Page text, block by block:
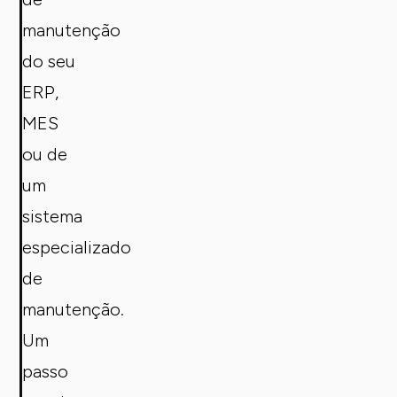
manutenção
do seu
ERP,
MES
ou de
um
sistema
especializado
de
manutenção.
Um
passo